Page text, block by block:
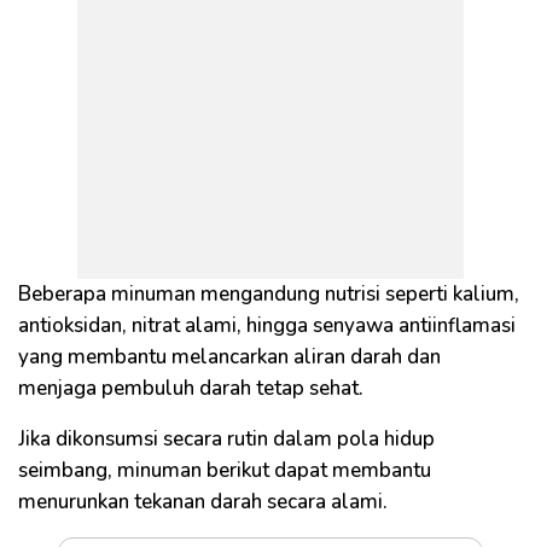
Beberapa minuman mengandung nutrisi seperti kalium,
antioksidan, nitrat alami, hingga senyawa antiinflamasi
yang membantu melancarkan aliran darah dan
menjaga pembuluh darah tetap sehat.
Jika dikonsumsi secara rutin dalam pola hidup
seimbang, minuman berikut dapat membantu
menurunkan tekanan darah secara alami.